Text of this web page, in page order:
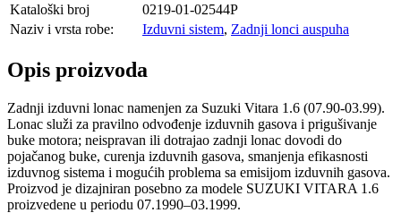
Kataloški broj
0219-01-02544P
Naziv i vrsta robe:
Izduvni sistem, Zadnji lonci auspuha
Opis proizvoda
Zadnji izduvni lonac namenjen za Suzuki Vitara 1.6 (07.90-03.99).
Lonac služi za pravilno odvođenje izduvnih gasova i prigušivanje
buke motora; neispravan ili dotrajao zadnji lonac dovodi do
pojačanog buke, curenja izduvnih gasova, smanjenja efikasnosti
izduvnog sistema i mogućih problema sa emisijom izduvnih gasova.
Proizvod je dizajniran posebno za modele SUZUKI VITARA 1.6
proizvedene u periodu 07.1990–03.1999.